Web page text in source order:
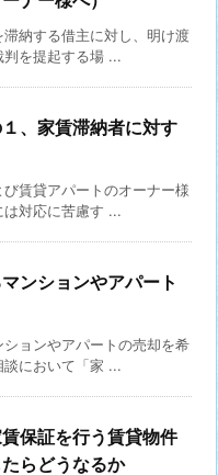
納する借主に対し、明け渡
判を提起する場 ...
、家賃滞納者に対す
賃貸アパートのオーナー様
対応に苦慮す ...
ンションやアパート
ョンやアパートの売却を希
において「家 ...
保証を行う賃貸物件
らどうなるか